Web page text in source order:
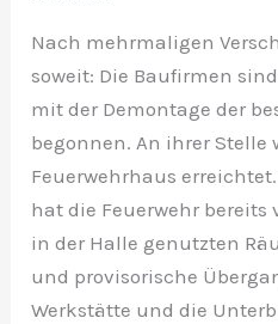
Nach mehrmaligen
soweit: Die Baufirmen
mit der Demontage der
begonnen. An ihrer Stelle
Feuerwehrhaus
hat die Feuerwehr bereits
in der Halle genutzten
und provisorische
Werkstätte und die